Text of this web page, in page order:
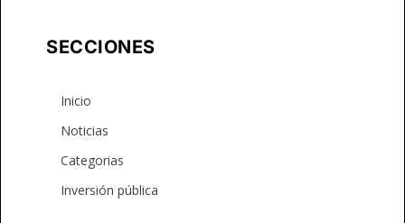
SECCIONES
Inicio
Noticias
Categorias
Inversión pública